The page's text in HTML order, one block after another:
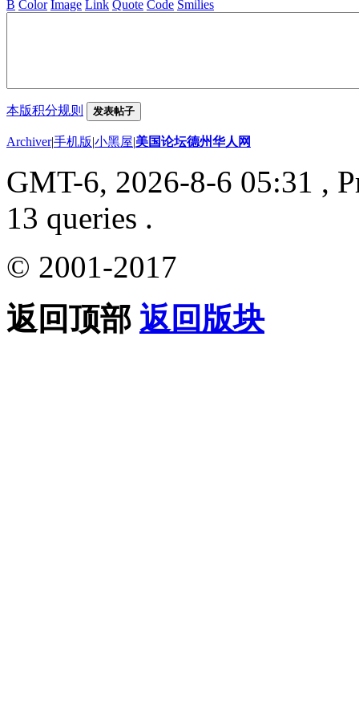
B Color Image Link Quote Code Smilies
本版积分规则 发表帖子
Archiver|手机版|小黑屋|美国论坛德州华人网
GMT-6, 2026-8-6 05:31 ,
13 queries .
© 2001-2017
返回顶部 返回版块